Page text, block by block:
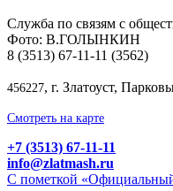
Служба по связям с
Фото: В.ГОЛЫНКИН
8 (3513) 67-11-11 (3562)
456227, г. Златоуст,
Смотреть на карте
+7 (3513) 67-11-11
info@zlatmash.ru
С пометкой